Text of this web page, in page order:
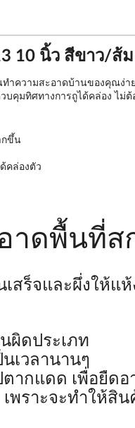
10 นิ้ว สีขาว/ส้ม
ำความสะอาดบ้านของคุณ
คุมทิศทางการถูได้คล่อง ไม่ต้
กขึ้น
คล่องตัว
าดพื้นที่ส
สร็จและผึ่งให้แห้
ผิดประเภท
เวลานานๆ
ากแดด เพื่อยืดอ
พราะจะทำให้